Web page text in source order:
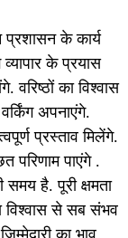
प्रशासन के कार्य
व्यापार के प्रयास
वरिष्ठों का विश्वास
अपनाएंगे.
प्रस्ताव मिलेंगे.
परिणाम पाएंगे .
समय है. पूरी क्षमता
से सब संभव
का भाव